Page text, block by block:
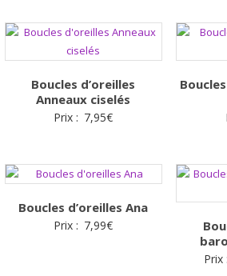
Boucles d’oreilles
Anneaux ciselés
Prix : 7,95€
Boucles d’oreilles Ana
Prix : 7,99€
Prix :